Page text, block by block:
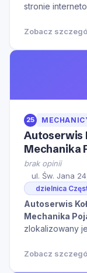
stronie
Zobacz
25
Autoserwis
Mechanika
brak opinii
ul. Św. Jana
dzielnica
Autoserwis
Mechanika
zlokalizowany
kliknij aby
Zobacz